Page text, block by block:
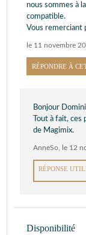
nous sommes à
compatible.
Vous remerciant
le 11 novembre
RÉPONDRE À
Bonjour
Tout à fait,
de Magimix.
AnneSo le 12
RÉPONSE
Disponibilité